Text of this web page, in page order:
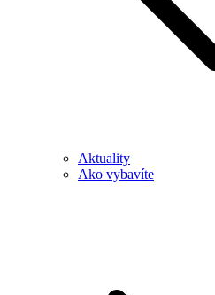
Aktuality
Ako vybavíte